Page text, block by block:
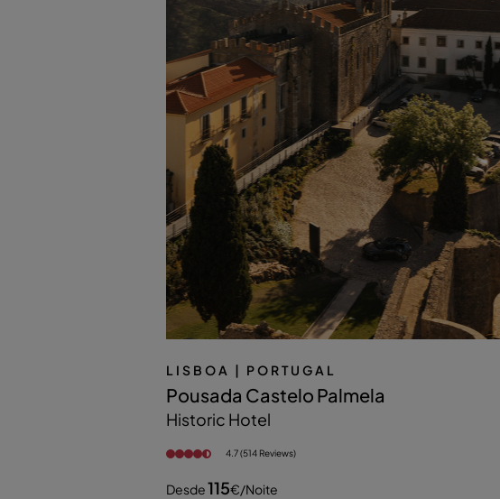
LISBOA | PORTUGAL
Pousada Castelo Palmela
Historic Hotel
4.7 (514 Reviews)
Desde115€/noite